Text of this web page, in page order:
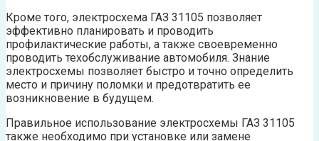
Кроме того, электросхема ГАЗ 31105 позволяет
эффективно планировать и проводить
профилактические работы, а также своевременно
проводить техобслуживание автомобиля. Знание
электросхемы позволяет быстро и точно определить
место и причину поломки и предотвратить ее
возникновение в будущем.
Правильное использование электросхемы ГАЗ 31105
также необходимо при установке или замене